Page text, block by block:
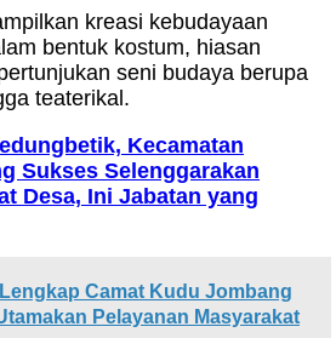
kreasi kebudayaan
bentuk kostum, hiasan
seni budaya berupa
teaterikal.
Kecamatan
Sukses Selenggarakan
Desa, Ini Jabatan yang
Camat Kudu Jombang
Pelayanan Masyarakat